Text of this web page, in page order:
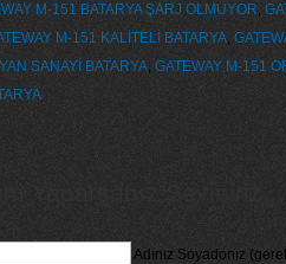
M-151 BATARYA ŞARJ OLMUYOR,
M-151 KALİTELİ BATARYA,
SANAYİ BATARYA, GATEWAY M-151
Adınız Soyadonız